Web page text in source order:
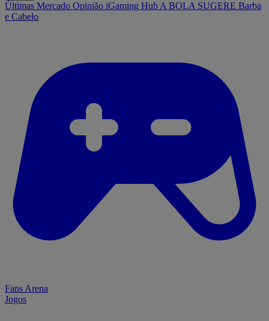
Últimas Mercado Opinião iGaming Hub A BOLA SUGERE Barba
e Cabelo
Fans Arena
Jogos